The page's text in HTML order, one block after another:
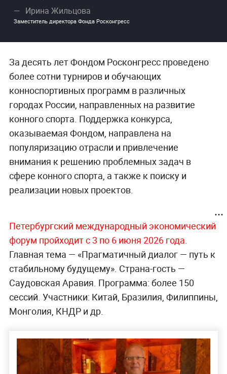
Ирина Жильцова
Заместитель директора Фонда Росконгресс
За десять лет Фондом Росконгресс проведено
более сотни турниров и обучающих
конноспортивных программ в различных
городах России, направленных на развитие
конного спорта. Поддержка конкурса,
оказываемая Фондом, направлена на
популяризацию отрасли и привлечение
внимания к решению проблемных задач в
сфере конного спорта, а также к поиску и
реализации новых проектов.
Петербургский международный экономический
форум пройходит с 3 по 6 июня 2026 года.
Главная тема — «Прагматичный диалог — путь к
стабильному будущему». Страна-гость —
Саудовская Аравия. Программа: более 150
сессий. Участники: Китай, Бразилия, Филиппины,
Монголия, КНДР и др.